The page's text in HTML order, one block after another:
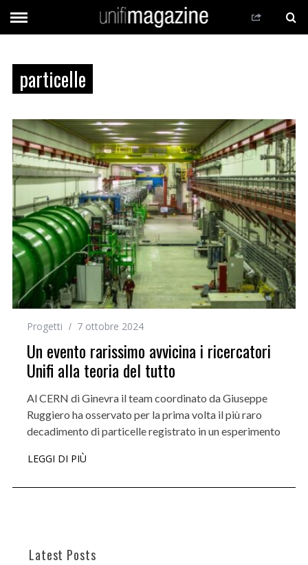
particelle
Progetti 7 ottobre 2024
Un evento rarissimo avvicina i ricercatori
Unifi alla teoria del tutto
Al CERN di Ginevra il team coordinato da Giuseppe
Ruggiero ha osservato per la prima volta il più raro
decadimento di particelle registrato in un esperimento
LEGGI DI PIÙ
Latest Posts